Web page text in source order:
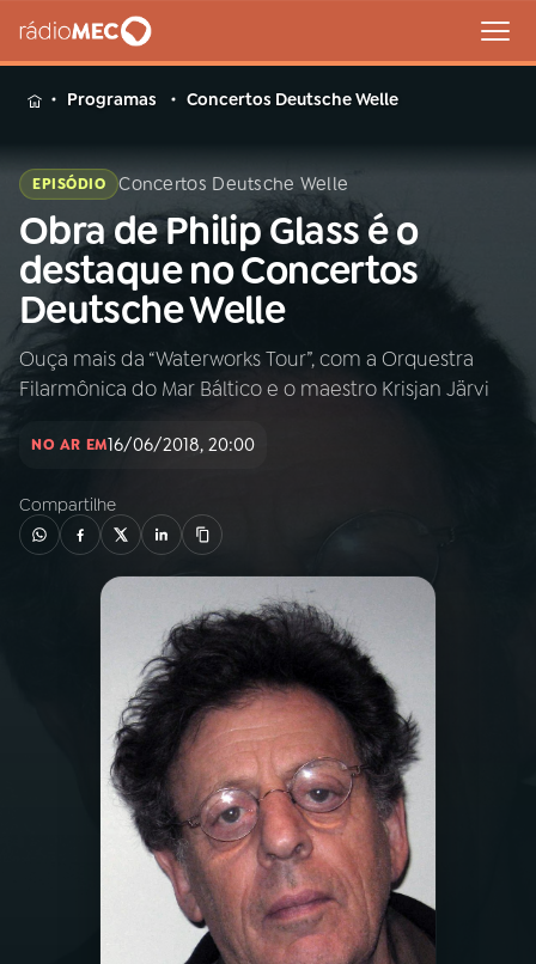
MENU
Buscar
na
Rádio
MEC
Buscar
Início AO VIVO
INÍCIO
02A RÁDIO
PROGRAMAÇÃO
PROGRAMAS
PODCASTS
VIDEOCASTS
Programas Concertos Deutsche Welle
EPISÓDIO Concertos Deutsche Welle
Obra de Philip Glass é o
destaque no Concertos
Deutsche Welle
Ouça mais da “Waterworks Tour”, com a Orquestra
Filarmônica do Mar Báltico e o maestro Krisjan Järvi
NO AR EM16/06/2018, 20:00
Compartilhe